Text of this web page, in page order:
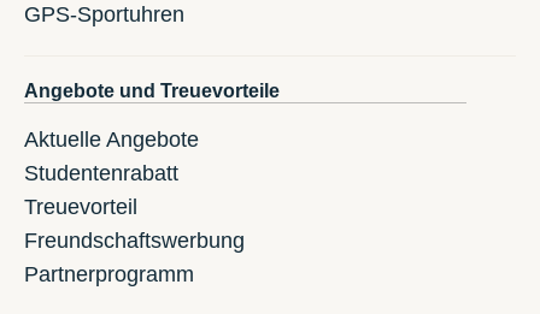
GPS-Sportuhren
Angebote und Treuevorteile
Aktuelle Angebote
Studentenrabatt
Treuevorteil
Freundschaftswerbung
Partnerprogramm